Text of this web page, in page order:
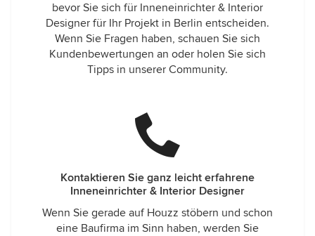
bevor Sie sich für Inneneinrichter & Interior
Designer für Ihr Projekt in Berlin entscheiden.
Wenn Sie Fragen haben, schauen Sie sich
Kundenbewertungen an oder holen Sie sich
Tipps in unserer Community.
Kontaktieren Sie ganz leicht erfahrene
Inneneinrichter & Interior Designer
Wenn Sie gerade auf Houzz stöbern und schon
eine Baufirma im Sinn haben, werden Sie